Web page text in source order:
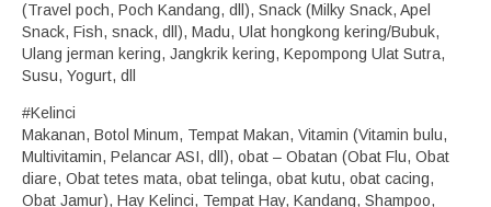
(Travel poch, Poch Kandang, dll), Snack (Milky Snack, Apel
Snack, Fish, snack, dll), Madu, Ulat hongkong kering/Bubuk,
Ulang jerman kering, Jangkrik kering, Kepompong Ulat Sutra,
Susu, Yogurt, dll
#Kelinci
Makanan, Botol Minum, Tempat Makan, Vitamin (Vitamin bulu,
Multivitamin, Pelancar ASI, dll), obat – Obatan (Obat Flu, Obat
diare, Obat tetes mata, obat telinga, obat kutu, obat cacing,
Obat Jamur), Hay Kelinci, Tempat Hay, Kandang, Shampoo,